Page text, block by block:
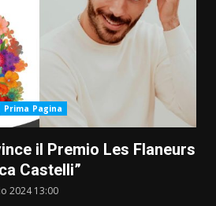
Prima Pagina
il Premio Les Flaneurs
Castelli”
2024 13:00